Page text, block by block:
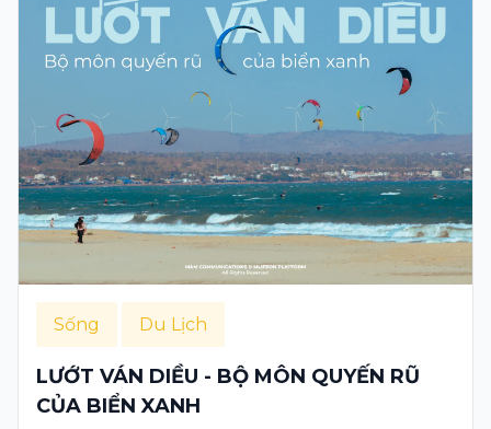
Sống Du Lịch
LƯỚT VÁN DIỀU - BỘ MÔN QUYẾN RŨ
CỦA BIỂN XANH